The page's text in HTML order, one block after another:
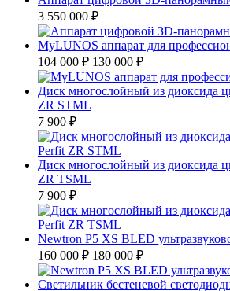
3 550 000 ₽
MyLUNOS аппарат для
104 000 ₽ 130 000 ₽
Диск многослойный из диоксида
ZR STML
7 900 ₽
Диск многослойный из диоксида
ZR TSML
7 900 ₽
Newtron P5 XS BLED
160 000 ₽ 180 000 ₽
Светильник бестеневой